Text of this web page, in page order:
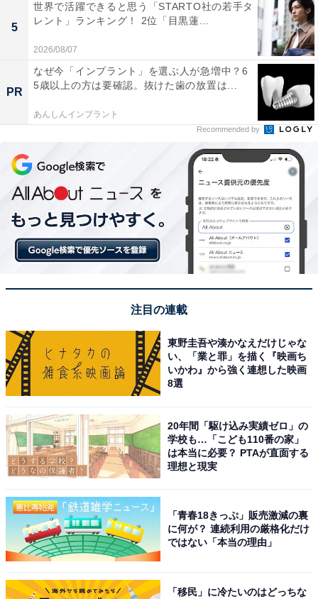
りを体感できる点に興味があり、観光スポットとしても
行ってみたいと感じました」（20代男性／静岡県）、
「池田湖水際公園では、ダム湖と橋を眺めながらのんび
り過ごせるから」（50代男性／東京都）といった声が集
まりました。
※回答者からのコメントは原文ママです
この記事の執筆者： 坂上 恵
All About ニュースの編集者。オールアバウトに入社後、SNSトレン
ドにフォーカスした記事執筆やSEOライティングの経験を経て、の
ちにAll About ニュースチームのメンバーに加入。現在は旅行・カル
チャー・エンタメなどを中心に企画編集を担当。東京都出身。居酒
...続きを読む
11位までのランキング結果を見る
5
世界で活躍できると思う「STARTO社の若手タ
レント」ランキング！ 2位「目黒蓮...
2026/08/07
PR
なぜ今「インプラント」を選ぶ人が急増中？6
5歳以上の方は要確認。抜けた歯の放置は...
あんしんインプラント
Recommended by
注目の連載
東野圭吾や湊かなえだけじゃな
い、「業と罪」を描く『映画ち
いかわ』から強く連想した映画
8選
20年間「駆け込み実績ゼロ」の
学校も…「こども110番の家」
は本当に必要？ PTAが直面する
理想と現実
「青春18きっぷ」販売激減の裏
に何が？ 連続利用の厳格化だけ
ではない「本当の理由」
「移民」に冷たいのはどっちな